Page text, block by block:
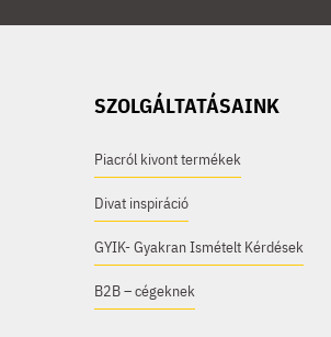
SZOLGÁLTATÁSAINK
Piacról kivont termékek
Divat inspiráció
GYIK- Gyakran Ismételt Kérdések
B2B – cégeknek